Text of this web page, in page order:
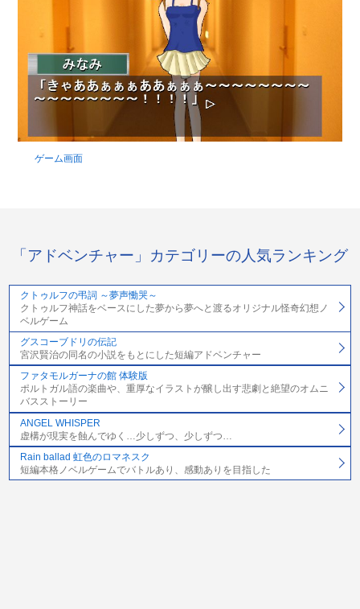
ゲーム画面
「アドベンチャー」カテゴリーの人気ランキング
クトゥルフの弔詞 ～夢声慟哭～
クトゥルフ神話をベースにした夢から夢へと渡るオリジナル怪奇幻想ノ
ベルゲーム
グスコーブドリの伝記
宮沢賢治の同名の小説をもとにした短編アドベンチャー
ファタモルガーナの館 体験版
ポルトガル語の楽曲や、重厚なイラストが醸し出す悲劇と絶望のオムニ
バスストーリー
ANGEL WHISPER
虚構が現実を蝕んでゆく…少しずつ、少しずつ…
Rain ballad 虹色のロマネスク
短編本格ノベルゲームでバトルあり、感動ありを目指した